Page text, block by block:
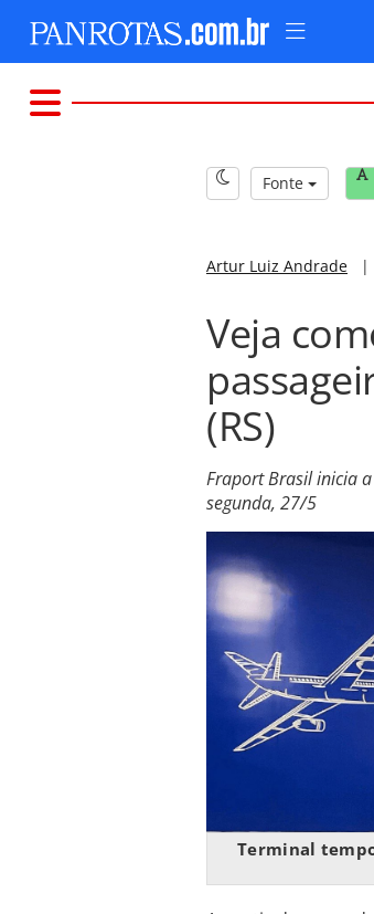
Fonte
Artur Luiz Andrade |
Veja
(RS)
Fraport Brasil inicia
segunda, 27/5
Terminal